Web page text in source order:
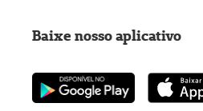
Baixe nosso aplicativo